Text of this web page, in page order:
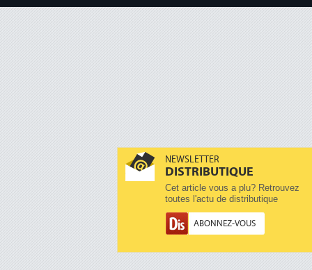
NEWSLETTER
DISTRIBUTIQUE
Cet article vous a plu? Retrouvez
toutes l'actu de distributique
ABONNEZ-VOUS